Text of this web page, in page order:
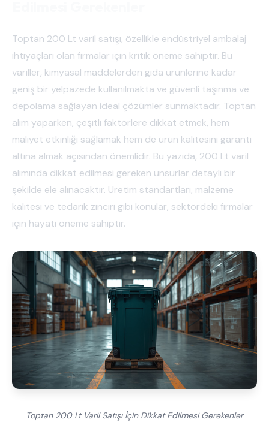
Toptan 200 Lt varil satışı, özellikle endüstriyel ambalaj
ihtiyaçları olan firmalar için kritik öneme sahiptir. Bu
variller, kimyasal maddelerden gıda ürünlerine kadar
geniş bir yelpazede kullanılmakta ve güvenli taşınma ve
depolama sağlayan ideal çözümler sunmaktadır. Toptan
alım yaparken, çeşitli faktörlere dikkat etmek, hem
maliyet etkinliği sağlamak hem de ürün kalitesini garanti
altına almak açısından önemlidir. Bu yazıda, 200 Lt varil
alımında dikkat edilmesi gereken unsurlar detaylı bir
şekilde ele alınacaktır. Üretim standartları, malzeme
kalitesi ve tedarik zinciri gibi konular, sektördeki firmalar
için hayati öneme sahiptir.
Toptan 200 Lt Varil Satışı İçin Dikkat Edilmesi Gerekenler